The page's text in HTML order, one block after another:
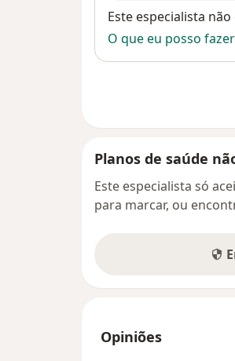
Disponibilidade
Este especialista
O que eu posso
Planos de saúde
Este especialista só
para marcar, ou
Opiniões